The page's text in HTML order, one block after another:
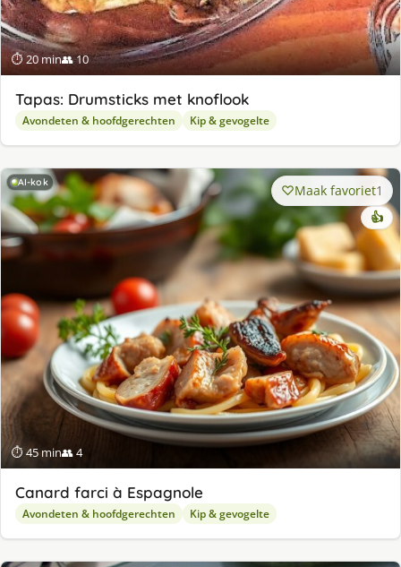
⏱ 20 min👥 10
Tapas: Drumsticks met knoflook
Avondeten & hoofdgerechten Kip & gevogelte
AI-kok
⏱ 45 min👥 4
Maak favoriet1
👍
Canard farci à Espagnole
Avondeten & hoofdgerechten Kip & gevogelte